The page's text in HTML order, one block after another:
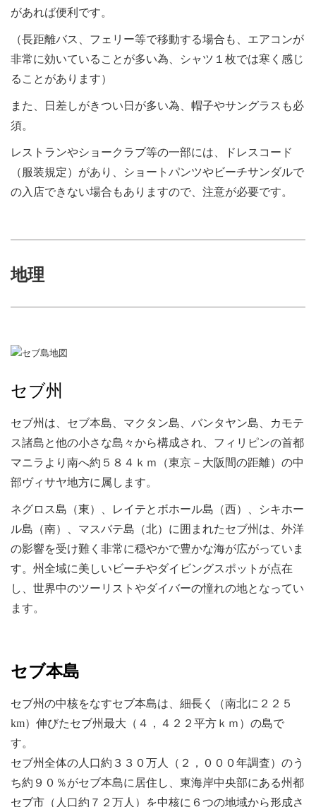
があれば便利です。
（長距離バス、フェリー等で移動する場合も、エアコンが
非常に効いていることが多い為、シャツ１枚では寒く感じ
ることがあります）
また、日差しがきつい日が多い為、帽子やサングラスも必
須。
レストランやショークラブ等の一部には、ドレスコード
（服装規定）があり、ショートパンツやビーチサンダルで
の入店できない場合もありますので、注意が必要です。
地理
セブ州
セブ州は、セブ本島、マクタン島、バンタヤン島、カモテ
ス諸島と他の小さな島々から構成され、フィリピンの首都
マニラより南へ約５８４ｋｍ（東京－大阪間の距離）の中
部ヴィサヤ地方に属します。
ネグロス島（東）、レイテとボホール島（西）、シキホー
ル島（南）、マスバテ島（北）に囲まれたセブ州は、外洋
の影響を受け難く非常に穏やかで豊かな海が広がっていま
す。州全域に美しいビーチやダイビングスポットが点在
し、世界中のツーリストやダイバーの憧れの地となってい
ます。
セブ本島
セブ州の中核をなすセブ本島は、細長く（南北に２２５
km）伸びたセブ州最大（４，４２２平方ｋｍ）の島で
す。
セブ州全体の人口約３３０万人（２，０００年調査）のう
ち約９０％がセブ本島に居住し、東海岸中央部にある州都
セブ市（人口約７２万人）を中核に６つの地域から形成さ